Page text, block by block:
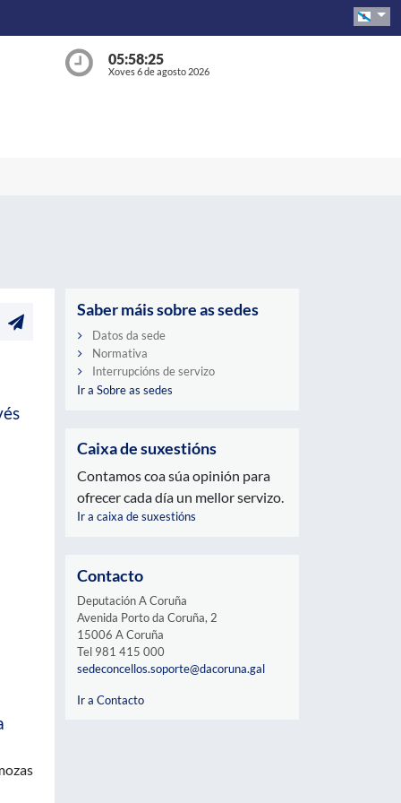
05:58:26
Xoves 6 de agosto 2026
Saber máis sobre as sedes
Datos da sede
Normativa
Interrupcións de servizo
Ir a Sobre as sedes
Caixa de suxestións
Contamos coa súa opinión para
ofrecer cada día un mellor servizo.
Ir a caixa de suxestións
Contacto
Deputación A Coruña
Avenida Porto da Coruña, 2
15006 A Coruña
Tel 981 415 000
sedeconcellos.soporte@dacoruna.gal
Ir a Contacto